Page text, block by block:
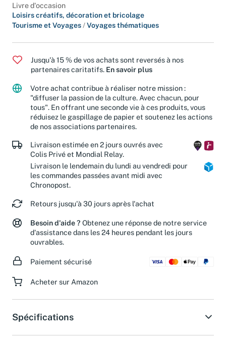
Livre d'occasion
Loisirs créatifs, décoration et bricolage
Tourisme et Voyages /Voyages thématiques
Jusqu'à 15 % de vos achats sont reversés à nos
partenaires caritatifs. En savoir plus
Votre achat contribue à réaliser notre mission :
"diffuser la passion de la culture. Avec chacun, pour
tous". En offrant une seconde vie à ces produits, vous
réduisez le gaspillage de papier et soutenez les actions
de nos associations partenaires.
Livraison estimée en 2 jours ouvrés avec
Colis Privé et Mondial Relay.
Livraison le lendemain du lundi au vendredi pour
les commandes passées avant midi avec
Chronopost.
Retours jusqu'à 30 jours après l'achat
Besoin d'aide ? Obtenez une réponse de notre service
d'assistance dans les 24 heures pendant les jours
ouvrables.
Paiement sécurisé
Acheter sur Amazon
Spécifications